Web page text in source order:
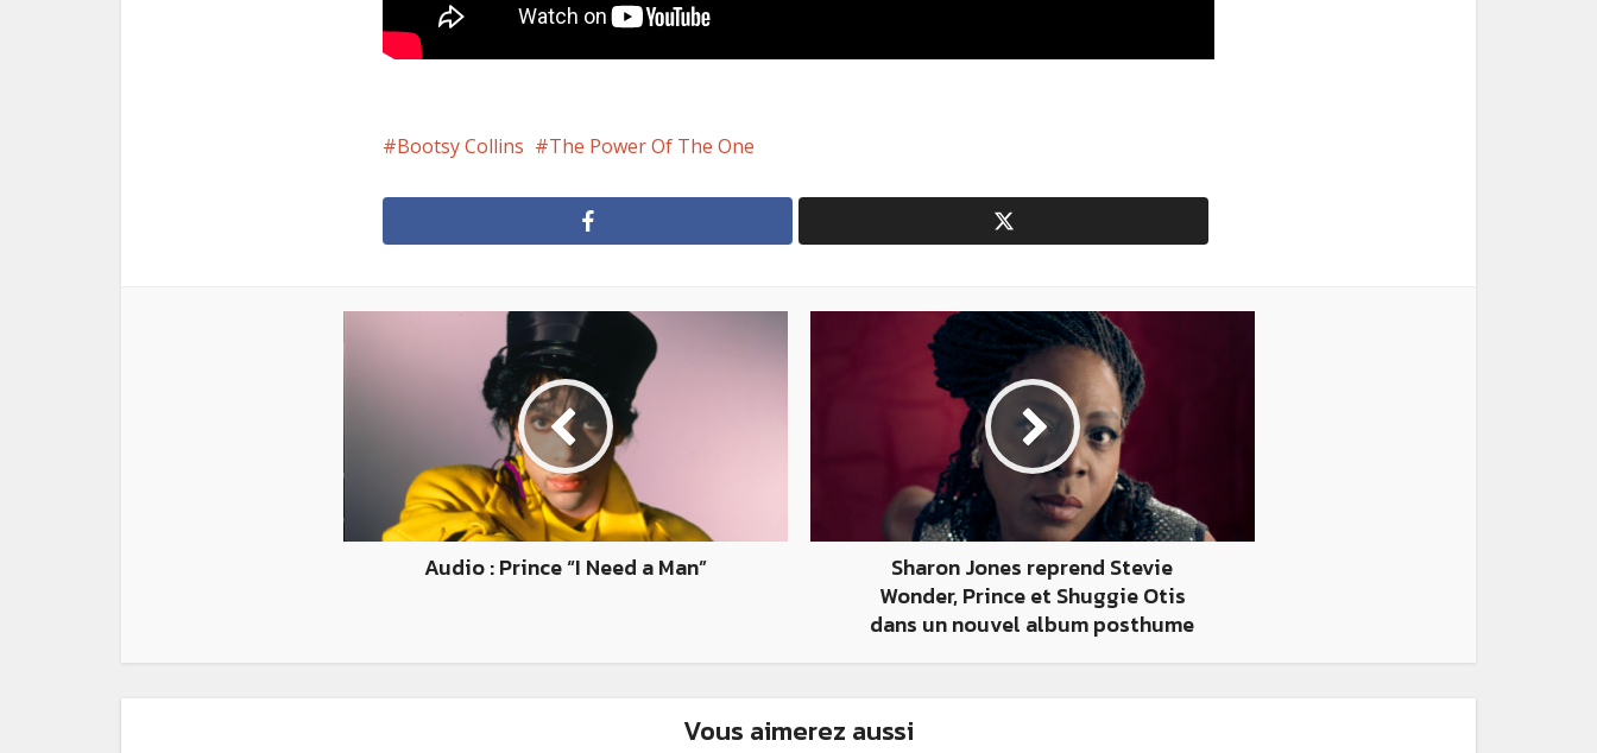
Bootsy Collins The Power Of The One
Audio : Prince “I Need a Man”
Sharon Jones reprend Stevie
Wonder, Prince et Shuggie Otis
dans un nouvel album posthume
Vous aimerez aussi